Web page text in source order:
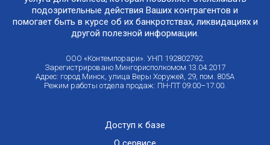
подозрительные действия Ваших контрагентов и
помогает быть в курсе об их банкротствах, ликвидациях и
другой полезной информации.
ООО «Контемпорари». УНП 192802792.
Зарегистрировано Мингорисполкомом 13.04.2017
Адрес: город Минск, улица Веры Хоружей, 29, пом. 805А
Режим работы отдела продаж: ПН-ПТ 09:00–17:00.
Доступ к базе